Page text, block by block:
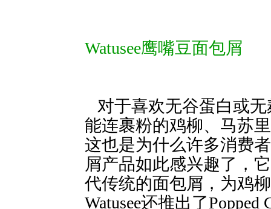
Watusee鹰嘴豆面包屑
对于喜欢无谷蛋白或
能连裹粉的鸡柳、马苏
这也是为什么许多消费
屑产品如此感兴趣了，
代传统的面包屑，
Watusee还推出了